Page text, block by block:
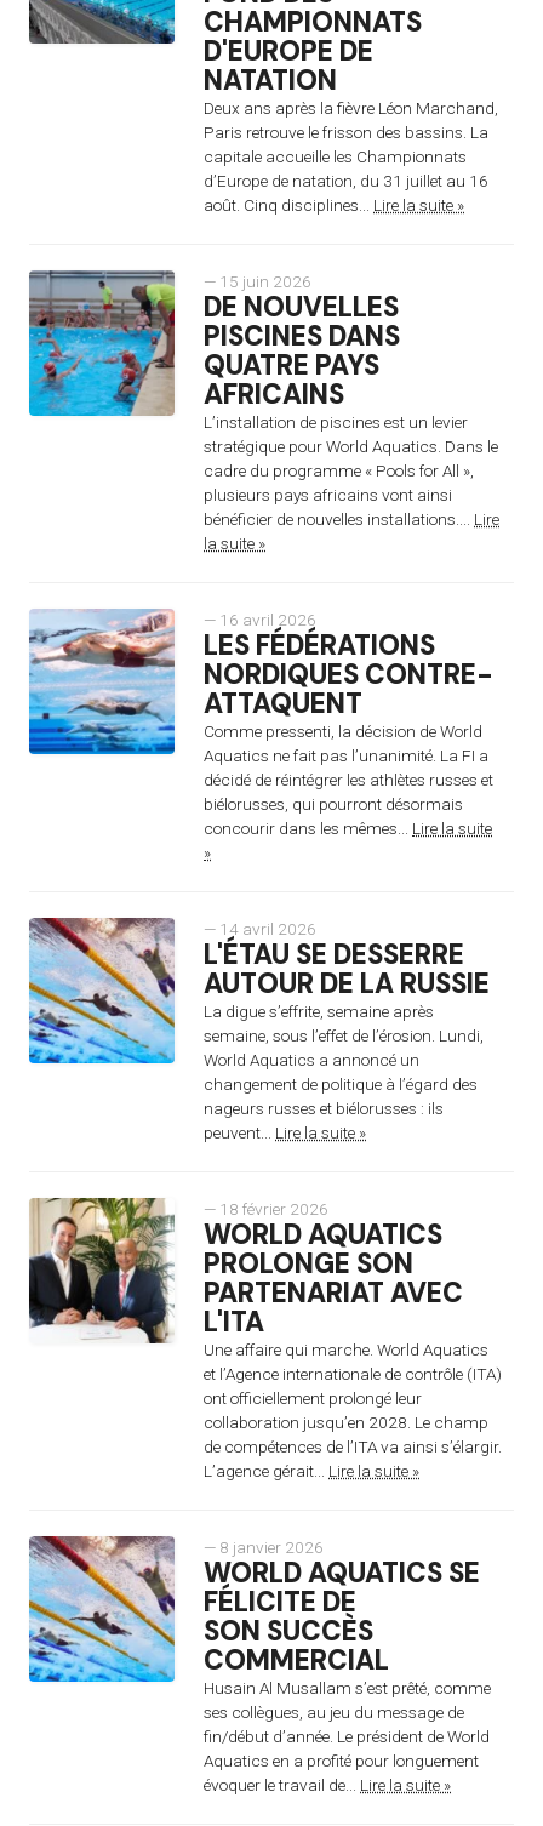
CHAMPIONNATS
D'EUROPE DE
NATATION
Deux ans après la fièvre Léon Marchand,
Paris retrouve le frisson des bassins. La
capitale accueille les Championnats
d’Europe de natation, du 31 juillet au 16
août. Cinq disciplines... Lire la suite »
— 15 juin 2026
DE NOUVELLES
PISCINES DANS
QUATRE PAYS
AFRICAINS
L’installation de piscines est un levier
stratégique pour World Aquatics. Dans le
cadre du programme « Pools for All »,
plusieurs pays africains vont ainsi
bénéficier de nouvelles installations.... Lire
la suite »
— 16 avril 2026
LES FÉDÉRATIONS
NORDIQUES CONTRE-
ATTAQUENT
Comme pressenti, la décision de World
Aquatics ne fait pas l’unanimité. La FI a
décidé de réintégrer les athlètes russes et
biélorusses, qui pourront désormais
concourir dans les mêmes... Lire la suite
»
— 14 avril 2026
L'ÉTAU SE DESSERRE
AUTOUR DE LA RUSSIE
La digue s’effrite, semaine après
semaine, sous l’effet de l’érosion. Lundi,
World Aquatics a annoncé un
changement de politique à l’égard des
nageurs russes et biélorusses : ils
peuvent... Lire la suite »
— 18 février 2026
WORLD AQUATICS
PROLONGE SON
PARTENARIAT AVEC
L'ITA
Une affaire qui marche. World Aquatics
et l’Agence internationale de contrôle (ITA)
ont officiellement prolongé leur
collaboration jusqu’en 2028. Le champ
de compétences de l’ITA va ainsi s’élargir.
L’agence gérait... Lire la suite »
— 8 janvier 2026
WORLD AQUATICS SE
FÉLICITE DE
SON SUCCÈS
COMMERCIAL
Husain Al Musallam s’est prêté, comme
ses collègues, au jeu du message de
fin/début d’année. Le président de World
Aquatics en a profité pour longuement
évoquer le travail de... Lire la suite »